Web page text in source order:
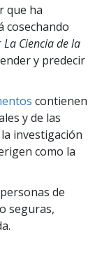
que ha
cosechando
La Ciencia de la
y predecir
contienen
y de las
investigación
como la
de
seguras,